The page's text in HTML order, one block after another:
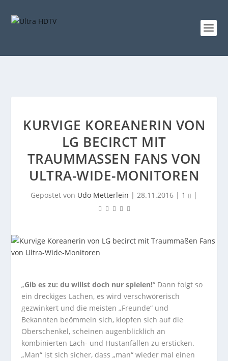
KURVIGE KOREANERIN VON
LG BECIRCT MIT
TRAUMMASSEN FANS VON U
LTRA-WIDE-MONITOREN
Gepostet von Udo Metterlein | 28.11.2016 | 1 |
„Gib es zu: du willst doch nur spielen!“ Dann folgt so
ein dreckiges Lachen, es wird verschwörerisch
gezwinkert und die meisten „Freunde“ und
Bekannten beömmeln sich, klopfen sich auf die
Oberschenkel, scheinen augenblicklich an
kombinierten Lach- und Hustanfällen zu ersticken.
„Man“ ist sich sicher, dass „man“ wieder mal einen